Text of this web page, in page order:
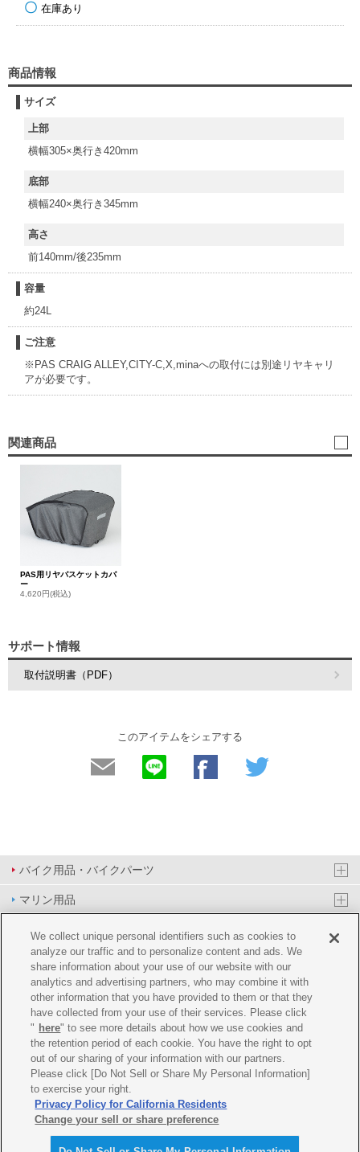
在庫あり
商品情報
サイズ
上部
横幅305×奥行き420mm
底部
横幅240×奥行き345mm
高さ
前140mm/後235mm
容量
約24L
ご注意
※PAS CRAIG ALLEY,CITY-C,X,minaへの取付には別途リヤキャリ
アが必要です。
関連商品
PAS用リヤバスケットカバ
ー
4,620円(税込)
サポート情報
取付説明書（PDF）
このアイテムをシェアする
バイク用品・バイクパーツ
マリン用品
PAS/YPJ用品
その他用品
イベント&エンターテイメント
オンラインショップ
企業情報
ご利用規約 推薦環境 プライバシーポリシー Cookie ポリシー
We collect unique personal identifiers such as cookies to
analyze our traffic and to personalize content and ads. We
share information about your use of our website with our
analytics and advertising partners, who may combine it with
other information that you have provided to them or that they
have collected from your use of their services. Please click
" here" to see more details about how we use cookies and
the retention period of each cookie. You have the right to opt
out of our sharing of your information with our partners.
Please click [Do Not Sell or Share My Personal Information]
to exercise your right.
Privacy Policy for California Residents
Change your sell or share preference